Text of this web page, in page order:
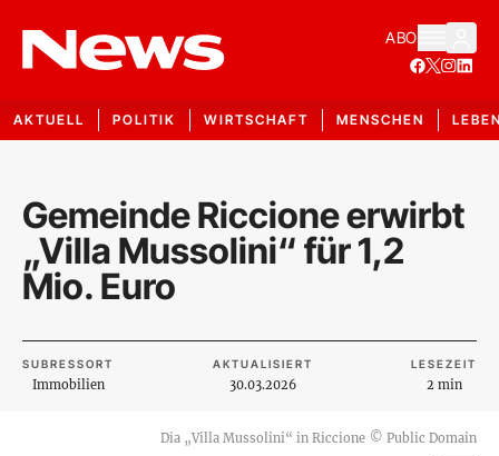
ABO
AKTUELL POLITIK WIRTSCHAFT MENSCHEN
Gemeinde Riccione erwirbt
„Villa Mussolini“ für 1,2
Mio. Euro
SUBRESSORT
Immobilien
AKTUALISIERT
30.03.2026
LESEZEIT
2 min
Dia „Villa Mussolini“ in Riccione © Public Domain